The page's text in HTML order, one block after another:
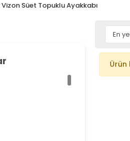
Vizon Süet Topuklu Ayakkabı
Ürün